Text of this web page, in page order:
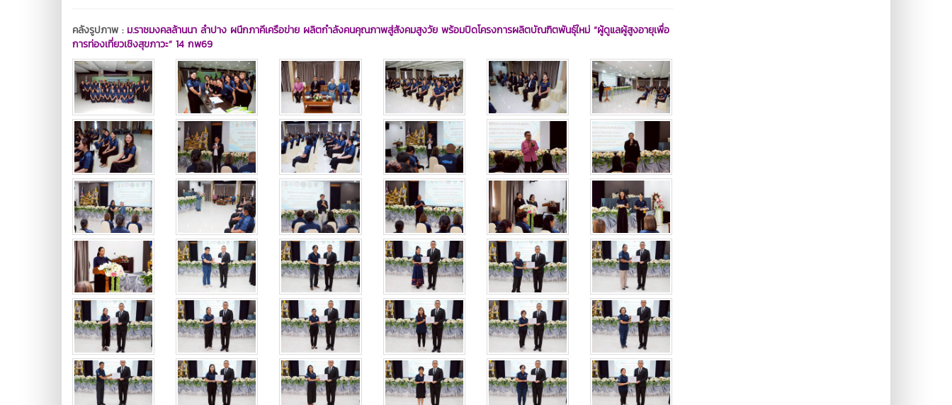
คลังรูปภาพ : ม.ราชมงคลล้านนา ลำปาง ผนึกภาคีเครือข่าย ผลิตกำลังคนคุณภาพสู่สังคมสูงวัย พร้อมปิดโครงการผลิตบัณฑิตพันธุ์ใหม่ “ผู้ดูแลผู้สูงอายุเพื่อ
การท่องเที่ยวเชิงสุขภาวะ” 14 กพ69